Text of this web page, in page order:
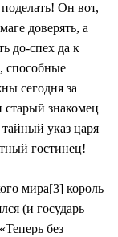
Он вот,
доверять, а
до-спех да к
способные
сегодня за
знакомец
указ царя
гостинец!
мира[3] король
(и государь
без